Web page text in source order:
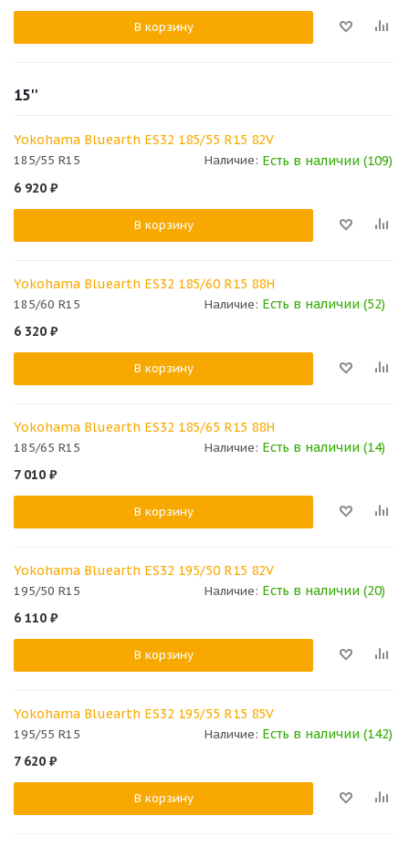
В корзину
15''
Yokohama Bluearth ES32 185/55 R15 82V
185/55 R15 Наличие: Есть в наличии (109)
6 920 ₽
В корзину
Yokohama Bluearth ES32 185/60 R15 88H
185/60 R15 Наличие: Есть в наличии (52)
6 320 ₽
В корзину
Yokohama Bluearth ES32 185/65 R15 88H
185/65 R15 Наличие: Есть в наличии (14)
7 010 ₽
В корзину
Yokohama Bluearth ES32 195/50 R15 82V
195/50 R15 Наличие: Есть в наличии (20)
6 110 ₽
В корзину
Yokohama Bluearth ES32 195/55 R15 85V
195/55 R15 Наличие: Есть в наличии (142)
7 620 ₽
В корзину